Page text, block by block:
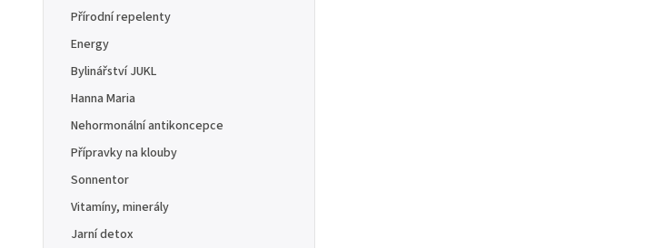
Přírodní repelenty
Energy
Bylinářství JUKL
Hanna Maria
Nehormonální antikoncepce
Přípravky na klouby
Sonnentor
Vitamíny, minerály
Jarní detox